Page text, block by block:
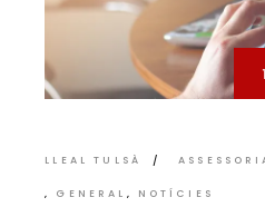
LLEAL TULSÀ
GENERAL NOTÍCIES